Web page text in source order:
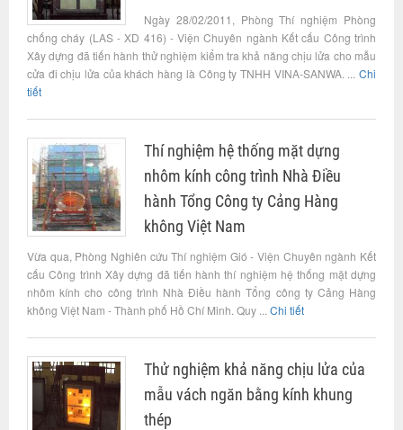
Ngày 28/02/2011, Phòng Thí nghiệm Phòng
chống cháy (LAS - XD 416) - Viện Chuyên ngành Kết cấu Công trình
Xây dựng đã tiến hành thử nghiệm kiểm tra khả năng chịu lửa cho mẫu
cửa đi chịu lửa của khách hàng là Công ty TNHH VINA-SANWA. ... Chi
tiết
Thí nghiệm hệ thống mặt dựng
nhôm kính công trình Nhà Điều
hành Tổng Công ty Cảng Hàng
không Việt Nam
Vừa qua, Phòng Nghiên cứu Thí nghiệm Gió - Viện Chuyên ngành Kết
cấu Công trình Xây dựng đã tiến hành thí nghiệm hệ thống mặt dựng
nhôm kính cho công trình Nhà Điều hành Tổng công ty Cảng Hàng
không Việt Nam - Thành phố Hồ Chí Minh. Quy ... Chi tiết
Thử nghiệm khả năng chịu lửa của
mẫu vách ngăn bằng kính khung
thép